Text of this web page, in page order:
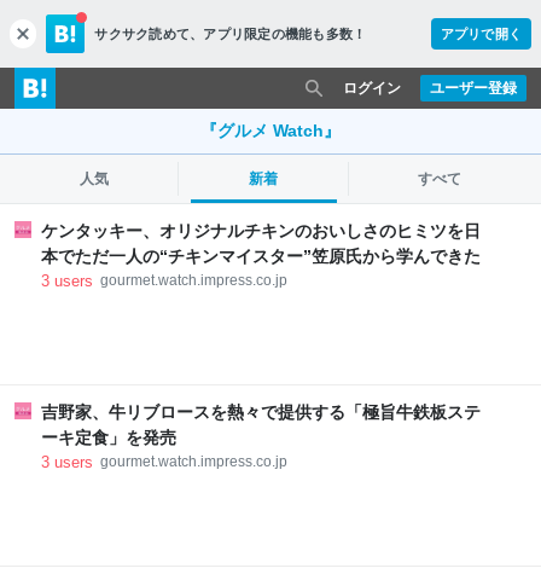
c
l
o
s
サクサク読めて、 アプリ限定の機能も多数！ アプリで開く
ユーザー登録
ログイン
『グルメ Watch』
人気 新着 すべて
ケンタッキー、オリジナルチキンのおいしさのヒミツを日
本でただ一人の“チキンマイスター”笠原氏から学んできた
3 users gourmet.watch.impress.co.jp
吉野家、牛リブロースを熱々で提供する「極旨牛鉄板ステ
ーキ定食」を発売
3 users gourmet.watch.impress.co.jp